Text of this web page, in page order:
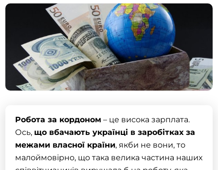
Робота за кордоном – це висока зарплата.
Ось, що вбачають українці в заробітках за
межами власної країни, якби не вони, то
малоймовірно, що така велика частина наших